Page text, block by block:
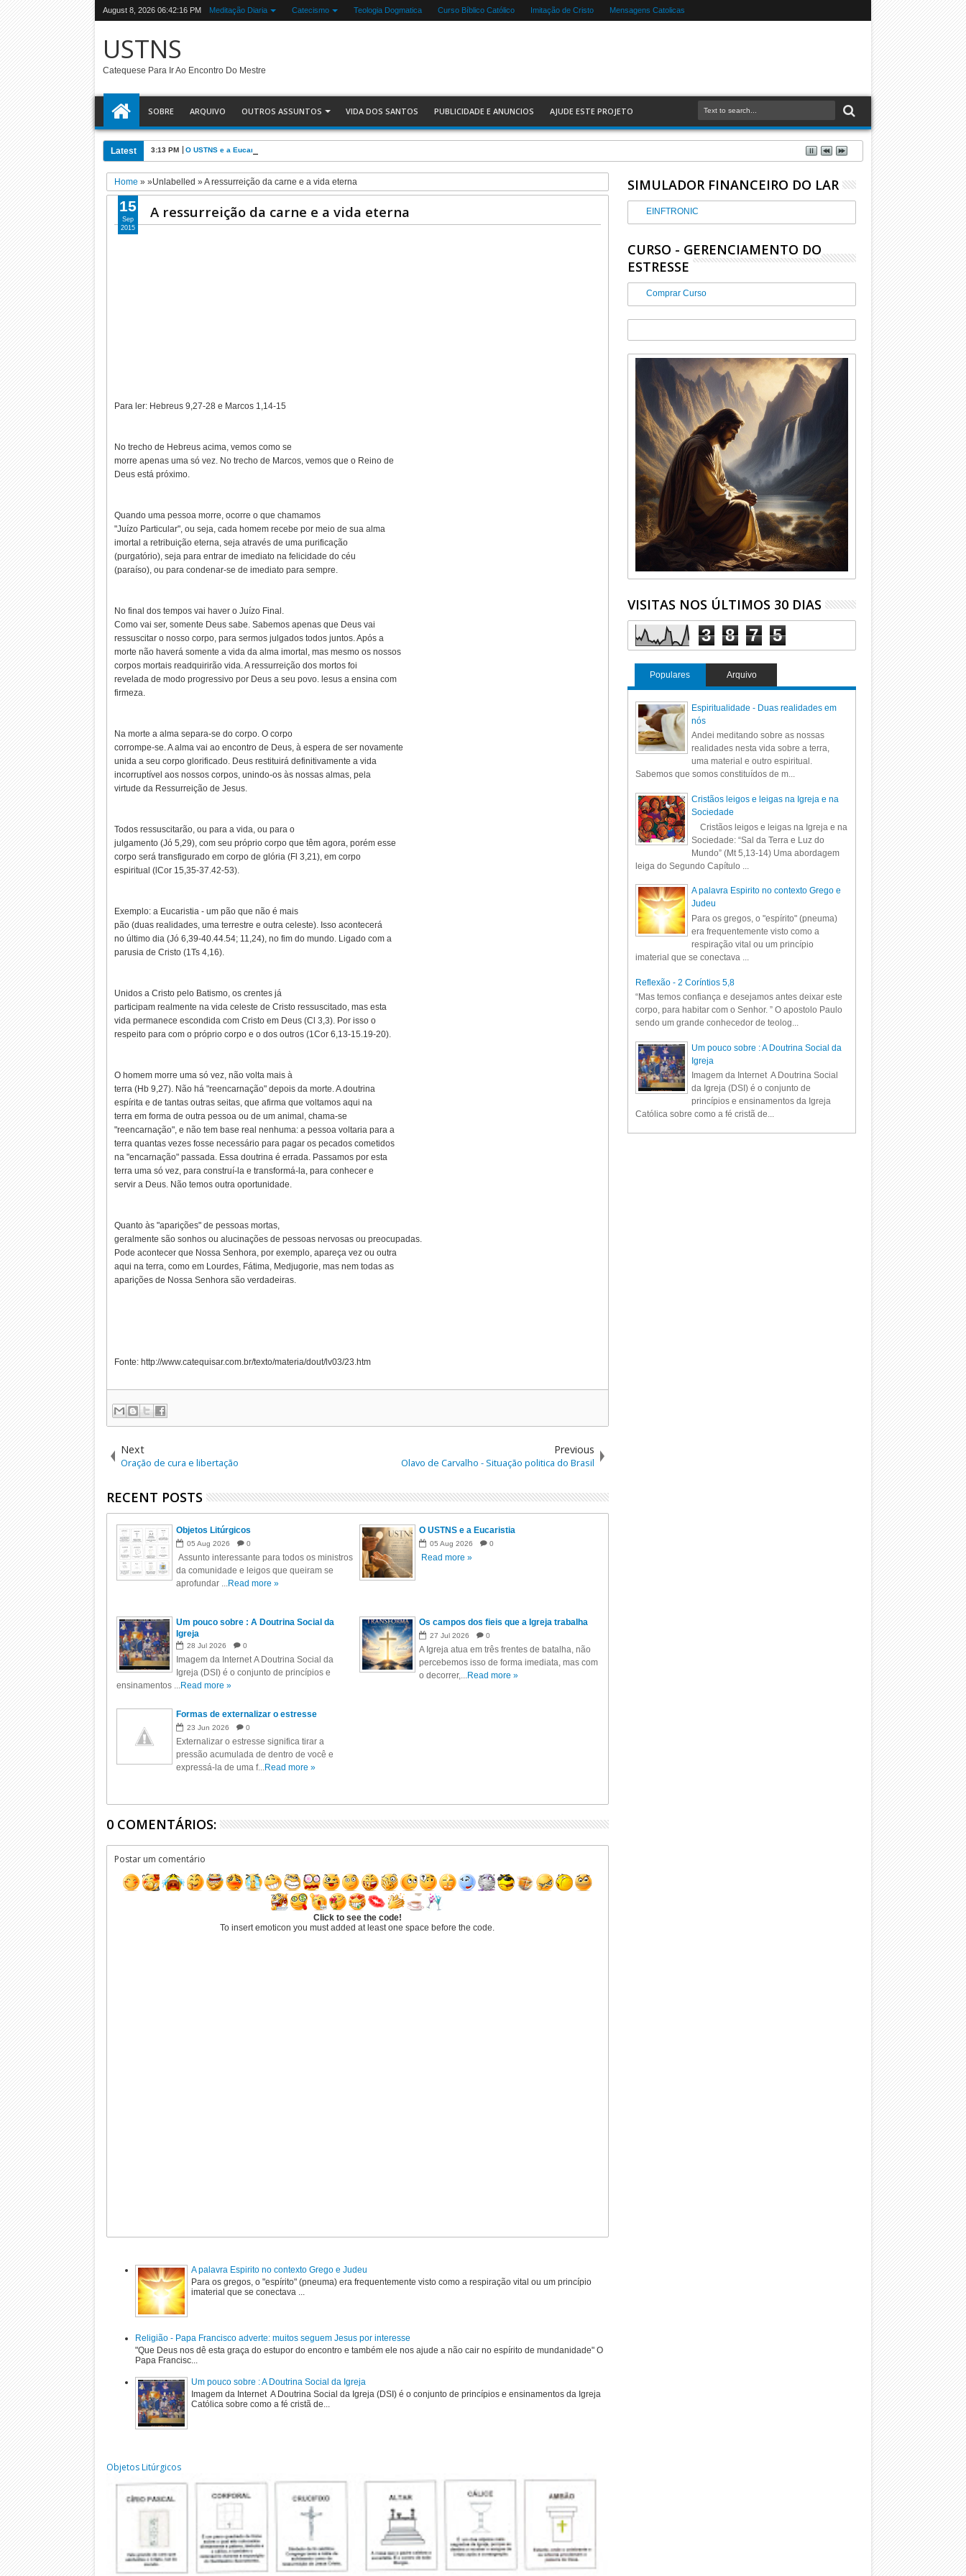
August 8, 2026 06:42:17 PM Meditação Diaria Catecismo Teologia Dogmatica Curso Bíblico Católico Imitação de Cristo Mensagens Catolicas
USTNS
Catequese Para Ir Ao Encontro Do Mestre
SOBRE ARQUIVO OUTROS ASSUNTOS VIDA DOS SANTOS PUBLICIDADE E ANUNCIOS AJUDE ESTE PROJETO
Latest 3:13 PM O USTNS e a Eucaristia
Home » »Unlabelled »A ressurreição da carne e a vida eterna
A ressurreição da carne e a vida eterna
Para ler: Hebreus 9,27-28 e Marcos 1,14-15
No trecho de Hebreus acima, vemos como se
morre apenas uma só vez. No trecho de Marcos, vemos que o Reino de
Deus está próximo.
Quando uma pessoa morre, ocorre o que chamamos
"Juízo Particular", ou seja, cada homem recebe por meio de sua alma
imortal a retribuição eterna, seja através de uma purificação
(purgatório), seja para entrar de imediato na felicidade do céu
(paraíso), ou para condenar-se de imediato para sempre.
No final dos tempos vai haver o Juízo Final.
Como vai ser, somente Deus sabe. Sabemos apenas que Deus vai
ressuscitar o nosso corpo, para sermos julgados todos juntos. Após a
morte não haverá somente a vida da alma imortal, mas mesmo os nossos
corpos mortais readquirirão vida. A ressurreição dos mortos foi
revelada de modo progressivo por Deus a seu povo. lesus a ensina com
firmeza.
Na morte a alma separa-se do corpo. O corpo
corrompe-se. A alma vai ao encontro de Deus, à espera de ser novamente
unida a seu corpo glorificado. Deus restituirá definitivamente a vida
incorruptível aos nossos corpos, unindo-os às nossas almas, pela
virtude da Ressurreição de Jesus.
Todos ressuscitarão, ou para a vida, ou para o
julgamento (Jó 5,29), com seu próprio corpo que têm agora, porém esse
corpo será transfigurado em corpo de glória (Fl 3,21), em corpo
espiritual (lCor 15,35-37.42-53).
Exemplo: a Eucaristia - um pão que não é mais
pão (duas realidades, uma terrestre e outra celeste). Isso acontecerá
no último dia (Jó 6,39-40.44.54; 11,24), no fim do mundo. Ligado com a
parusia de Cristo (1Ts 4,16).
Unidos a Cristo pelo Batismo, os crentes já
participam realmente na vida celeste de Cristo ressuscitado, mas esta
vida permanece escondida com Cristo em Deus (Cl 3,3). Por isso o
respeito para com o próprio corpo e o dos outros (1Cor 6,13-15.19-20).
O homem morre uma só vez, não volta mais à
terra (Hb 9,27). Não há "reencarnação" depois da morte. A doutrina
espírita e de tantas outras seitas, que afirma que voltamos aqui na
terra em forma de outra pessoa ou de um animal, chama-se
"reencarnação", e não tem base real nenhuma: a pessoa voltaria para a
terra quantas vezes fosse necessário para pagar os pecados cometidos
na "encarnação" passada. Essa doutrina é errada. Passamos por esta
terra uma só vez, para construí-la e transformá-la, para conhecer e
servir a Deus. Não temos outra oportunidade.
Quanto às "aparições" de pessoas mortas,
geralmente são sonhos ou alucinações de pessoas nervosas ou preocupadas.
Pode acontecer que Nossa Senhora, por exemplo, apareça vez ou outra
aqui na terra, como em Lourdes, Fátima, Medjugorie, mas nem todas as
aparições de Nossa Senhora são verdadeiras.
Fonte: http://www.catequisar.com.br/texto/materia/dout/lv03/23.htm
15
Sep
2015
Next
Oração de cura e libertação
Previous
Olavo de Carvalho - Situação politica do Brasil
RECENT POSTS
Objetos Litúrgicos
05 Aug 2026 0
Assunto interessante para todos os ministros
da comunidade e leigos que queiram se
aprofundar ...Read more »
O USTNS e a Eucaristia
05 Aug 2026 0
Read more »
Um pouco sobre : A Doutrina Social da
Igreja
28 Jul 2026 0
Imagem da Internet A Doutrina Social da
Igreja (DSI) é o conjunto de princípios e
ensinamentos ...Read more »
Os campos dos fieis que a Igreja trabalha
27 Jul 2026 0
A Igreja atua em três frentes de batalha, não
percebemos isso de forma imediata, mas com
o decorrer,...Read more »
Formas de externalizar o estresse
23 Jun 2026 0
Externalizar o estresse significa tirar a
pressão acumulada de dentro de você e
expressá-la de uma f...Read more »
0 COMENTÁRIOS:
Postar um comentário
Click to see the code!
To insert emoticon you must added at least one space before the code.
A palavra Espirito no contexto Grego e Judeu
Para os gregos, o "espírito" (pneuma) era frequentemente visto como a respiração vital ou um princípio
imaterial que se conectava ...
Religião - Papa Francisco adverte: muitos seguem Jesus por interesse
"Que Deus nos dê esta graça do estupor do encontro e também ele nos ajude a não cair no espírito de mundanidade" O
Papa Francisc...
Um pouco sobre : A Doutrina Social da Igreja
Imagem da Internet A Doutrina Social da Igreja (DSI) é o conjunto de princípios e ensinamentos da Igreja
Católica sobre como a fé cristã de...
Objetos Litúrgicos
SIMULADOR FINANCEIRO DO LAR
EINFTRONIC
CURSO - GERENCIAMENTO DO
ESTRESSE
Comprar Curso
VISITAS NOS ÚLTIMOS 30 DIAS
3 8 7 5
Populares Arquivo
Espiritualidade - Duas realidades em
nós
Andei meditando sobre as nossas
realidades nesta vida sobre a terra,
uma material e outro espiritual.
Sabemos que somos constituídos de m...
Cristãos leigos e leigas na Igreja e na
Sociedade
Cristãos leigos e leigas na Igreja e na
Sociedade: “Sal da Terra e Luz do
Mundo” (Mt 5,13-14) Uma abordagem
leiga do Segundo Capítulo ...
A palavra Espirito no contexto Grego e
Judeu
Para os gregos, o "espírito" (pneuma)
era frequentemente visto como a
respiração vital ou um princípio
imaterial que se conectava ...
Reflexão - 2 Coríntios 5,8
“Mas temos confiança e desejamos antes deixar este
corpo, para habitar com o Senhor. ” O apostolo Paulo
sendo um grande conhecedor de teolog...
Um pouco sobre : A Doutrina Social da
Igreja
Imagem da Internet A Doutrina Social
da Igreja (DSI) é o conjunto de
princípios e ensinamentos da Igreja
Católica sobre como a fé cristã de...